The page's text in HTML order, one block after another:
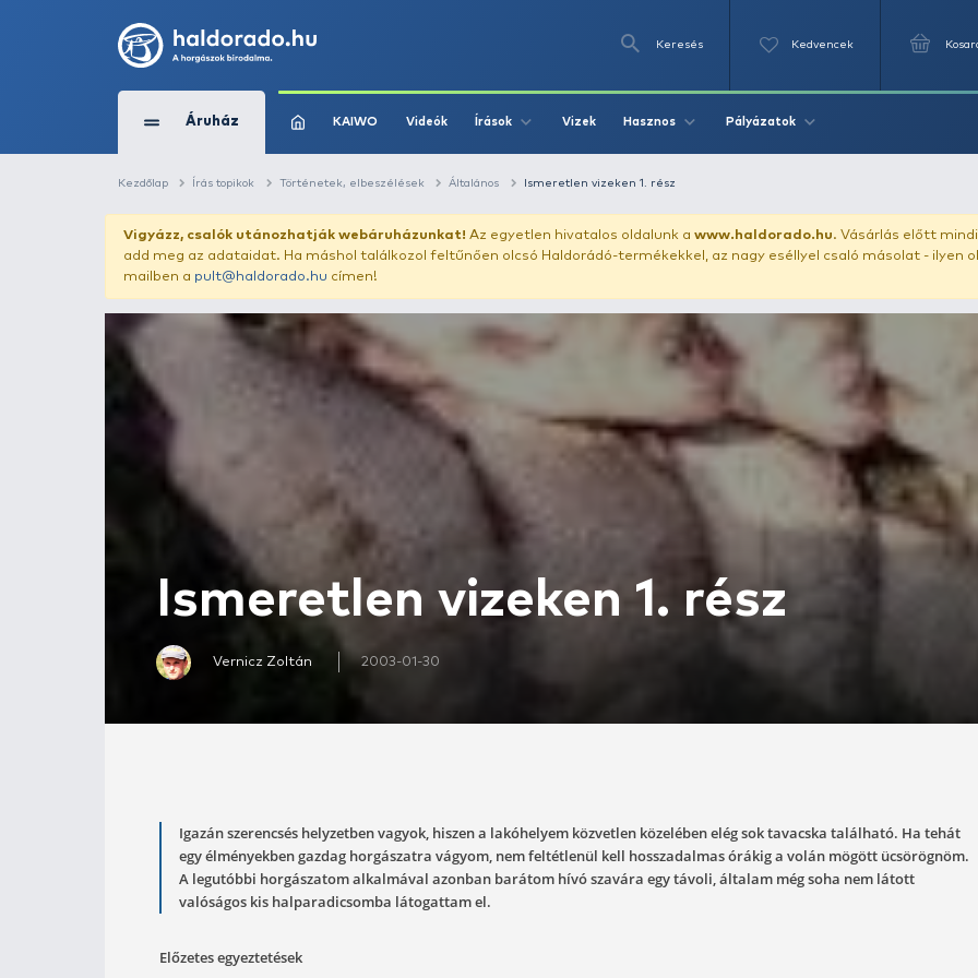
Áruház KAIWO Videók Írások Vizek Hasznos
Kezdőlap Írás topikok Történetek, elbeszélések Általános Ismeretlen vizeken 1. rész
add meg az adataidat. Ha máshol találkozol feltűnően olcsó Haldorádó-termékekkel, az nagy
mailben apult@haldorado.hucímen!
Vernicz Zoltán 2003-01-30